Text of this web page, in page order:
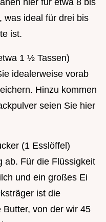
hier für etwa 8 bis
was ideal für drei bis
ist.
1 ½ Tassen)
idealerweise vorab
Hinzu kommen
seien Sie hier
(1 Esslöffel)
ab. Für die Flüssigkeit
und ein großes Ei
ist die
von der wir 45